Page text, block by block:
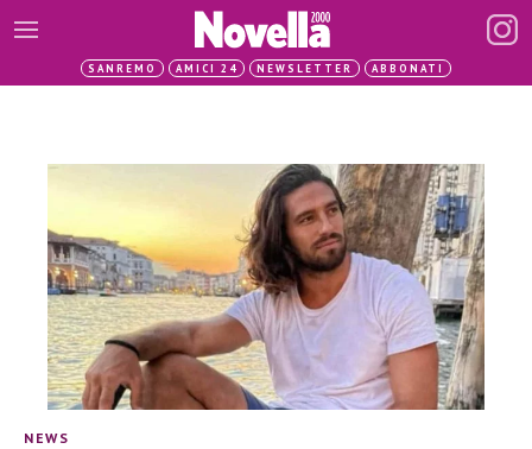
SANREMO AMICI 24 NEWSLETTER ABBONATI
NEWS